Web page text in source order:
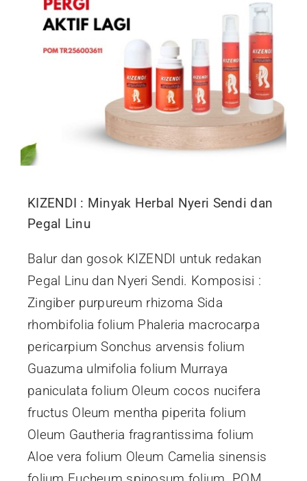
KIZENDI : Minyak Herbal Nyeri Sendi dan
Pegal Linu
Balur dan gosok KIZENDI untuk redakan
Pegal Linu dan Nyeri Sendi. Komposisi :
Zingiber purpureum rhizoma Sida
rhombifolia folium Phaleria macrocarpa
pericarpium Sonchus arvensis folium
Guazuma ulmifolia folium Murraya
paniculata folium Oleum cocos nucifera
fructus Oleum mentha piperita folium
Oleum Gautheria fragrantissima folium
Aloe vera folium Oleum Camelia sinensis